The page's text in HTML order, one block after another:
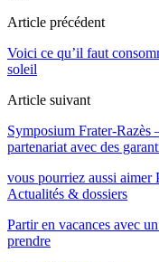
Article précédent
Voici ce qu’il faut
soleil
Article suivant
Symposium Frater-Razès
partenariat avec des
vous pourriez aussi aimer
Actualités & dossiers
Partir en vacances avec
prendre